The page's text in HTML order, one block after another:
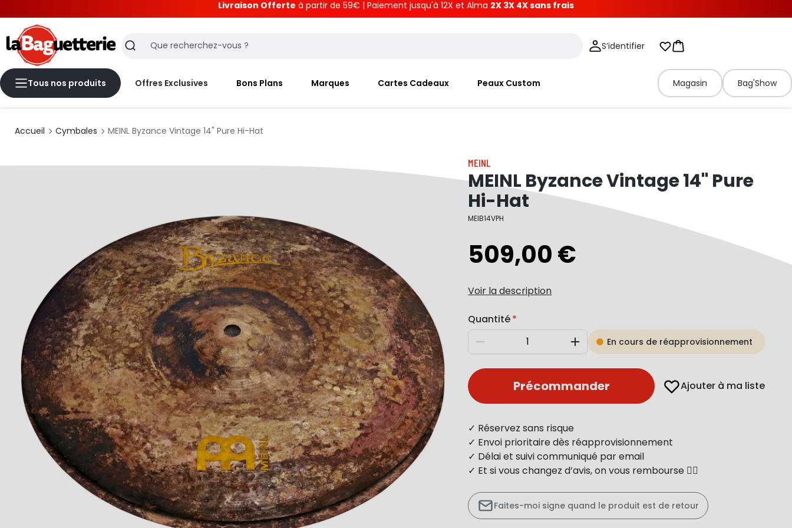
Livraison Offerte à partir de 59€ | Paiement jusqu'à 12X et Alma 2X 3X 4X sans frais
Recherche S’identifier Mes listes d'envies
Panier
Tous nos produits Offres Exclusives Bons Plans Marques Cartes Cadeaux Peaux Custom Magasin Bag'Show
Accueil Cymbales MEINL Byzance Vintage 14" Pure Hi-Hat
MEINL
MEINL Byzance Vintage 14" Pure
Hi-Hat
MEIB14VPH
509,00 €
Voir la description
Quantité
Diminuer AugmenterEn cours de réapprovisionnement
Précommander Ajouter à ma liste
✓ Réservez sans risque
✓ Envoi prioritaire dès réapprovisionnement
✓ Délai et suivi communiqué par email
✓ Et si vous changez d’avis, on vous rembourse 👍🏻
Faites-moi signe quand le produit est de retour